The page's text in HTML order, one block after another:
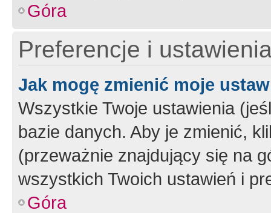
Góra
Preferencje i
Jak mogę zmienić moje
Wszystkie Twoje ustawienia
bazie danych. Aby je zmienić,
(przeważnie znajdujący się na
wszystkich Twoich ustawień i
Góra